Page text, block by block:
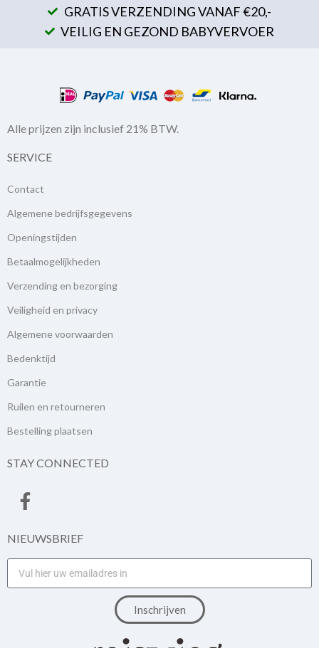
GRATIS VERZENDING VANAF €20,-
VEILIG EN GEZOND BABYVERVOER
Alle prijzen zijn inclusief 21% BTW.
SERVICE
Contact
Algemene bedrijfsgegevens
Openingstijden
Betaalmogelijkheden
Verzending en bezorging
Veiligheid en privacy
Algemene voorwaarden
Bedenktijd
Garantie
Ruilen en retourneren
Bestelling plaatsen
STAY CONNECTED
NIEUWSBRIEF
Inschrijven